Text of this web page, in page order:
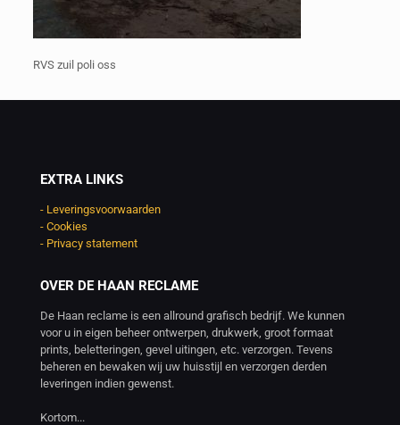
RVS zuil poli oss
EXTRA LINKS
- Leveringsvoorwaarden
- Cookies
- Privacy statement
OVER DE HAAN RECLAME
De Haan reclame is een allround grafisch bedrijf. We kunnen
voor u in eigen beheer ontwerpen, drukwerk, groot formaat
prints, beletteringen, gevel uitingen, etc. verzorgen. Tevens
beheren en bewaken wij uw huisstijl en verzorgen derden
leveringen indien gewenst.
Kortom...